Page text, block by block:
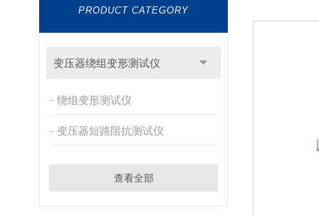
PRODUCT CATEGORY
变压器绕组变形测试仪
绕组变形测试仪
变压器短路阻抗测试仪
查看全部